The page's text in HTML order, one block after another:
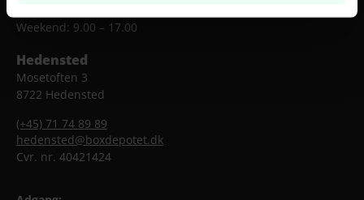
Weekend: 9.00 – 17.00
Hedensted
Mosetoften 3
8722 Hedensted
(+45) 71 74 89 89
hedensted@boxdepotet.dk
Cvr. nr. 40421424